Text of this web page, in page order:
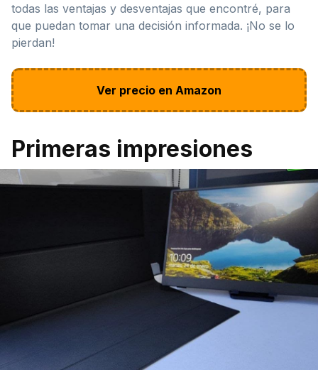
todas las ventajas y desventajas que encontré, para
que puedan tomar una decisión informada. ¡No se lo
pierdan!
Ver precio en Amazon
Primeras impresiones